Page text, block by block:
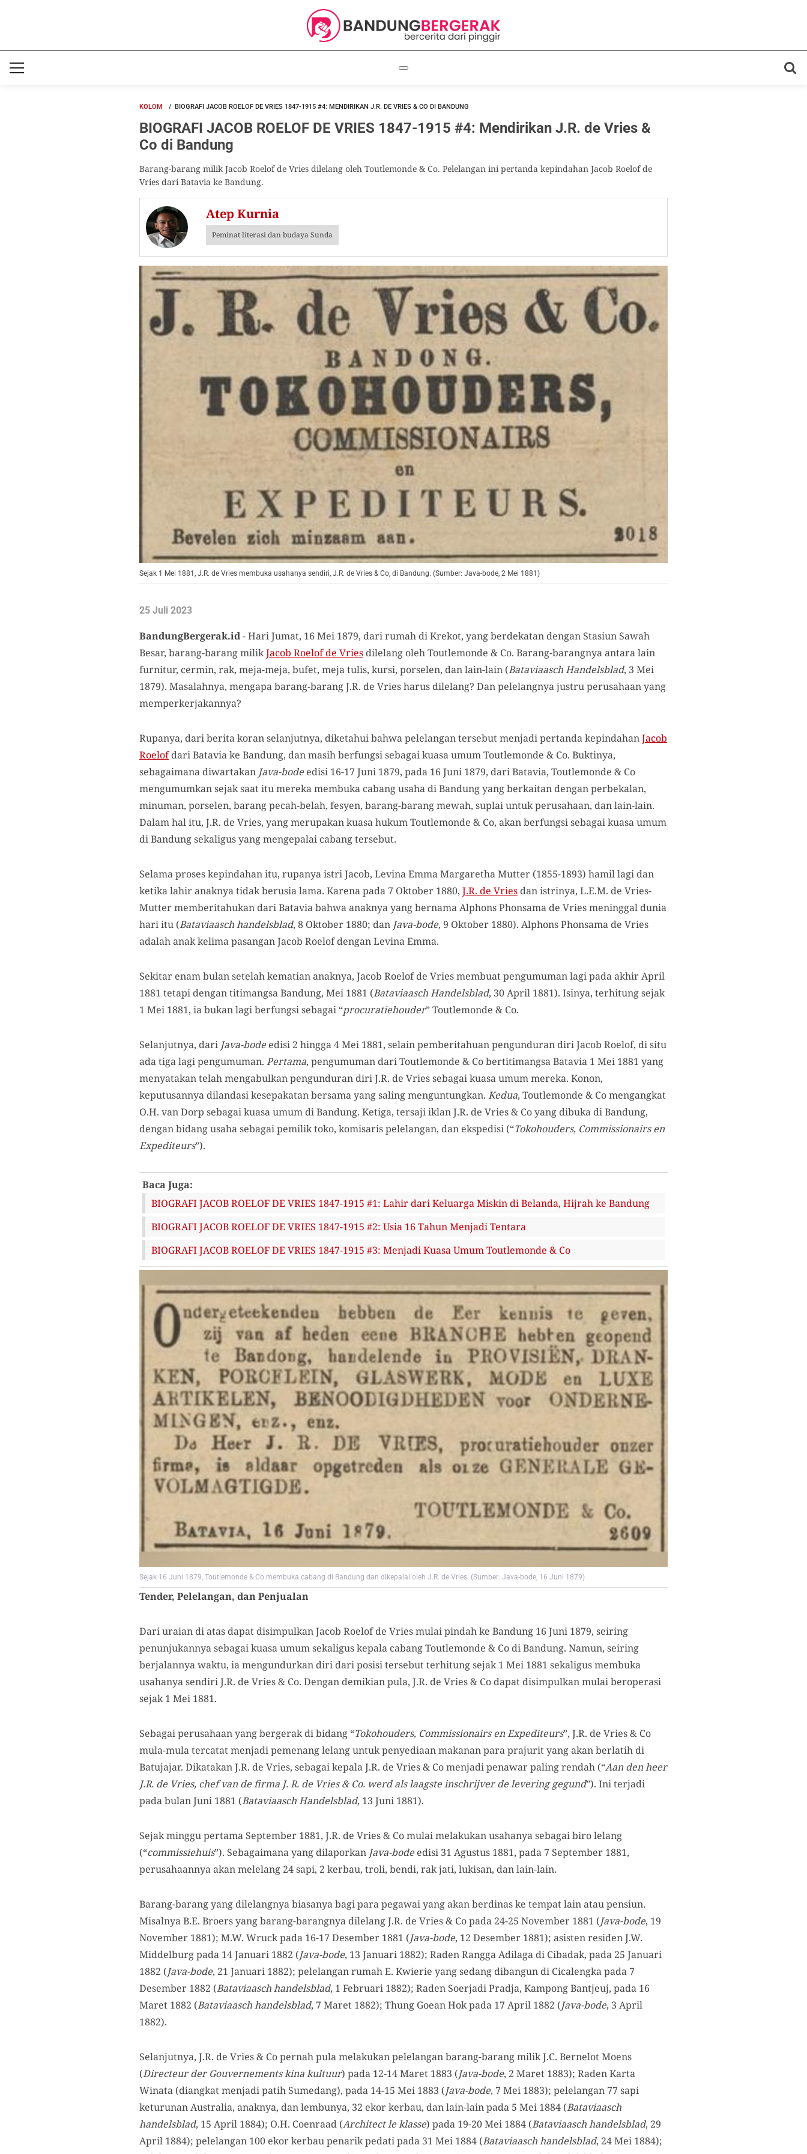
KOLOM BIOGRAFI JACOB ROELOF DE VRIES 1847-1915 #4: MENDIRIKAN J.R. DE VRIES & CO DI BANDUNG
BIOGRAFI JACOB ROELOF DE VRIES 1847-1915 #4: Mendirikan J.R. de Vries &
Co di Bandung
Barang-barang milik Jacob Roelof de Vries dilelang oleh Toutlemonde & Co. Pelelangan ini pertanda kepindahan Jacob Roelof de
Vries dari Batavia ke Bandung.
Atep Kurnia
Peminat literasi dan budaya Sunda
Sejak 1 Mei 1881, J.R. de Vries membuka usahanya sendiri, J.R. de Vries & Co, di Bandung. (Sumber: Java-bode, 2 Mei 1881)
25 Juli 2023
BandungBergerak.id-Hari Jumat, 16 Mei 1879, dari rumah di Krekot, yang berdekatan dengan Stasiun Sawah
Besar, barang-barang milikJacob Roelof de Vries dilelang oleh Toutlemonde & Co. Barang-barangnya antara lain
furnitur, cermin, rak, meja-meja, bufet, meja tulis, kursi, porselen, dan lain-lain (Bataviaasch Handelsblad, 3 Mei
1879). Masalahnya, mengapa barang-barang J.R. de Vries harus dilelang? Dan pelelangnya justru perusahaan yang
memperkerjakannya?
Rupanya, dari berita koran selanjutnya, diketahui bahwa pelelangan tersebut menjadi pertanda kepindahanJacob
Roelofdari Batavia ke Bandung, dan masih berfungsi sebagai kuasa umum Toutlemonde & Co. Buktinya,
sebagaimana diwartakan Java-bodeedisi 16-17 Juni 1879, pada 16 Juni 1879, dari Batavia, Toutlemonde & Co
mengumumkan sejak saat itu mereka membuka cabang usaha di Bandung yang berkaitan dengan perbekalan,
minuman, porselen, barang pecah-belah, fesyen, barang-barang mewah, suplai untuk perusahaan, dan lain-lain.
Dalam hal itu, J.R. de Vries, yang merupakan kuasa hukum Toutlemonde & Co, akan berfungsi sebagai kuasa umum
di Bandung sekaligus yang mengepalai cabang tersebut.
Selama proses kepindahan itu, rupanya istri Jacob, Levina Emma Margaretha Mutter (1855-1893) hamil lagi dan
ketika lahir anaknya tidak berusia lama. Karena pada 7 Oktober 1880, J.R. de Vries dan istrinya, L.E.M. de Vries-
Mutter memberitahukan dari Batavia bahwa anaknya yang bernama Alphons Phonsama de Vries meninggal dunia
hari itu (Bataviaasch handelsblad, 8 Oktober 1880; dan Java-bode, 9 Oktober 1880). Alphons Phonsama de Vries
adalah anak kelima pasangan Jacob Roelof dengan Levina Emma.
Sekitar enam bulan setelah kematian anaknya, Jacob Roelof de Vries membuat pengumuman lagi pada akhir April
1881 tetapi dengan titimangsa Bandung, Mei 1881 (Bataviaasch Handelsblad, 30 April 1881). Isinya, terhitung sejak
1 Mei 1881, ia bukan lagi berfungsi sebagai “procuratiehouder” Toutlemonde & Co.
Selanjutnya, dari Java-bodeedisi 2 hingga 4 Mei 1881, selain pemberitahuan pengunduran diri Jacob Roelof, di situ
ada tiga lagi pengumuman. Pertama, pengumuman dari Toutlemonde & Co bertitimangsa Batavia 1 Mei 1881 yang
menyatakan telah mengabulkan pengunduran diri J.R. de Vries sebagai kuasa umum mereka. Konon,
keputusannya dilandasi kesepakatan bersama yang saling menguntungkan. Kedua, Toutlemonde & Co mengangkat
O.H. van Dorp sebagai kuasa umum di Bandung. Ketiga, tersaji iklan J.R. de Vries & Co yang dibuka di Bandung,
dengan bidang usaha sebagai pemilik toko, komisaris pelelangan, dan ekspedisi (“Tokohouders, Commissionairs en
Expediteurs”).
Baca Juga:
BIOGRAFI JACOB ROELOF DE VRIES 1847-1915 #1: Lahir dari Keluarga Miskin di Belanda, Hijrah ke Bandung
BIOGRAFI JACOB ROELOF DE VRIES 1847-1915 #2: Usia 16 Tahun Menjadi Tentara
BIOGRAFI JACOB ROELOF DE VRIES 1847-1915 #3: Menjadi Kuasa Umum Toutlemonde & Co
Sejak 16 Juni 1879, Toutlemonde & Co membuka cabang di Bandung dan dikepalai oleh J.R. de Vries. (Sumber: Java-bode, 16 Juni 1879)
Tender, Pelelangan, dan Penjualan
Dari uraian di atas dapat disimpulkan Jacob Roelof de Vries mulai pindah ke Bandung 16 Juni 1879, seiring
penunjukannya sebagai kuasa umum sekaligus kepala cabang Toutlemonde & Co di Bandung. Namun, seiring
berjalannya waktu, ia mengundurkan diri dari posisi tersebut terhitung sejak 1 Mei 1881 sekaligus membuka
usahanya sendiri J.R. de Vries & Co. Dengan demikian pula, J.R. de Vries & Co dapat disimpulkan mulai beroperasi
sejak 1 Mei 1881.
Sebagai perusahaan yang bergerak di bidang “Tokohouders, Commissionairs en Expediteurs”, J.R. de Vries & Co
mula-mula tercatat menjadi pemenang lelang untuk penyediaan makanan para prajurit yang akan berlatih di
Batujajar. Dikatakan J.R. de Vries, sebagai kepala J.R. de Vries & Co menjadi penawar paling rendah (“Aan den heer
J.R. de Vries, chef van de firma J. R. de Vries & Co. werd als laagste inschrijver de levering gegund”). Ini terjadi
pada bulan Juni 1881 (Bataviaasch Handelsblad, 13 Juni 1881).
Sejak minggu pertama September 1881, J.R. de Vries & Co mulai melakukan usahanya sebagai biro lelang
(“commissiehuis”). Sebagaimana yang dilaporkan Java-bodeedisi 31 Agustus 1881, pada 7 September 1881,
perusahaannya akan melelang 24 sapi, 2 kerbau, troli, bendi, rak jati, lukisan, dan lain-lain.
Barang-barang yang dilelangnya biasanya bagi para pegawai yang akan berdinas ke tempat lain atau pensiun.
Misalnya B.E. Broers yang barang-barangnya dilelang J.R. de Vries & Co pada 24-25 November 1881 (Java-bode, 19
November 1881); M.W. Wruck pada 16-17 Desember 1881 (Java-bode, 12 Desember 1881); asisten residen J.W.
Middelburg pada 14 Januari 1882 (Java-bode, 13 Januari 1882); Raden Rangga Adilaga di Cibadak, pada 25 Januari
1882 (Java-bode, 21 Januari 1882); pelelangan rumah E. Kwierie yang sedang dibangun di Cicalengka pada 7
Desember 1882 (Bataviaasch handelsblad, 1 Februari 1882); Raden Soerjadi Pradja, Kampong Bantjeuj, pada 16
Maret 1882 (Bataviaasch handelsblad, 7 Maret 1882); Thung Goean Hok pada 17 April 1882 (Java-bode, 3 April
1882).
Selanjutnya, J.R. de Vries & Co pernah pula melakukan pelelangan barang-barang milik J.C. Bernelot Moens
(Directeur der Gouvernements kina kultuur) pada 12-14 Maret 1883 (Java-bode, 2 Maret 1883); Raden Karta
Winata (diangkat menjadi patih Sumedang), pada 14-15 Mei 1883 (Java-bode, 7 Mei 1883); pelelangan 77 sapi
keturunan Australia, anaknya, dan lembunya, 32 ekor kerbau, dan lain-lain pada 5 Mei 1884 (Bataviaasch
handelsblad, 15 April 1884); O.H. Coenraad (Architect le klasse) pada 19-20 Mei 1884 (Bataviaasch handelsblad, 29
April 1884); pelelangan 100 ekor kerbau penarik pedati pada 31 Mei 1884 (Bataviaasch handelsblad, 24 Mei 1884);